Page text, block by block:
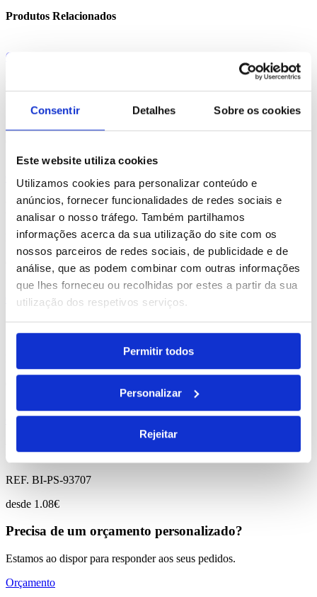
Consentir Detalhes Sobre os cookies
Este website utiliza cookies
Utilizamos cookies para personalizar conteúdo e
anúncios, fornecer funcionalidades de redes sociais e
analisar o nosso tráfego. Também partilhamos
informações acerca da sua utilização do site com os
nossos parceiros de redes sociais, de publicidade e de
análise, que as podem combinar com outras informações
que lhes forneceu ou recolhidas por estes a partir da sua
utilização dos respetivos serviços.
Permitir todos
Personalizar
Rejeitar
Produtos Relacionados
Comprar
Ecown
REF. BI-PS-93495
Comprar
Flaubert
REF. BI-PS-93709
0.92
Comprar
Stooky
Comprar
Marlowe
REF. BI-PS-93707
desde 1.08€
Precisa de um orçamento personalizado?
Estamos ao dispor para responder aos seus pedidos.
Orçamento